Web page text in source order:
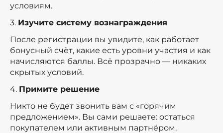
условиям.
3. Изучите систему вознаграждения
После регистрации вы увидите, как работает
бонусный счёт, какие есть уровни участия и как
начисляются баллы. Всё прозрачно — никаких
скрытых условий.
4. Примите решение
Никто не будет звонить вам с «горячим
предложением». Вы сами решаете: остаться
покупателем или активным партнёром.